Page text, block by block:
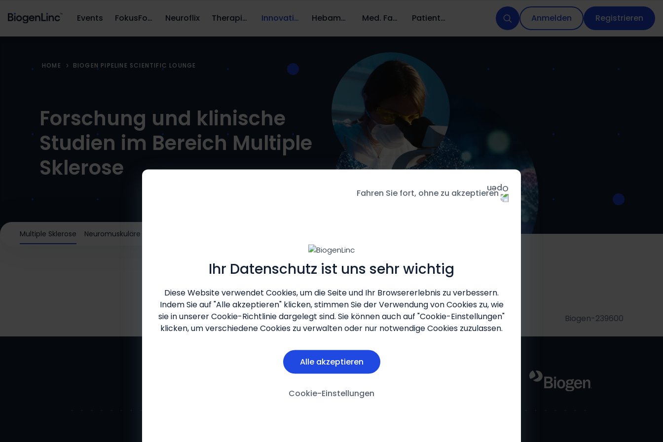
Ihr Datenschutz ist uns sehr wichtig
Diese Website verwendet Cookies, um die Seite und Ihr Browsererlebnis zu verbessern.
Indem Sie auf "Alle akzeptieren" klicken, stimmen Sie der Verwendung von Cookies zu, wie
sie in unsererCookie-Richtliniedargelegt sind. Sie können auch auf "Cookie-Einstellungen"
klicken, um verschiedene Cookies zu verwalten oder nur notwendige Cookies zuzulassen.
Alle akzeptieren
Cookie-Einstellungen
Fahren Sie fort, ohne zu akzeptieren
Events FokusFortbildung Neuroflix Therapien Innovation Hebammen Med. Fachpersonal Patientenservices Anmelden Registrieren
HOME BIOGEN PIPELINE SCIENTIFIC LOUNGE
Forschung und klinische
Studien im Bereich Multiple
Sklerose
Multiple Sklerose Neuromuskuläre Erkrankungen
Biogen-239600